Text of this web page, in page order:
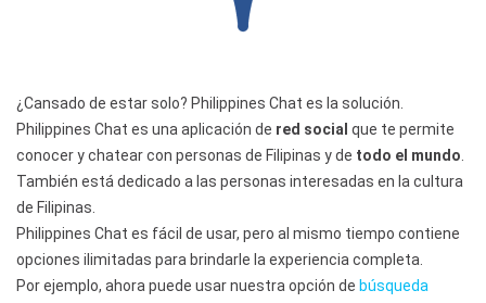
¿Cansado de estar solo? Philippines Chat es la solución.
Philippines Chat es una aplicación de red social que te permite
conocer y chatear con personas de Filipinas y de todo el mundo
También está dedicado a las personas interesadas en la cultura
de Filipinas.
Philippines Chat es fácil de usar, pero al mismo tiempo contiene
opciones ilimitadas para brindarle la experiencia completa.
Por ejemplo, ahora puede usar nuestra opción de búsqueda